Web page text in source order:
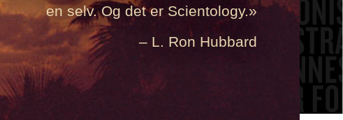
en selv. Og det er Scientology.»
– L. Ron Hubbard